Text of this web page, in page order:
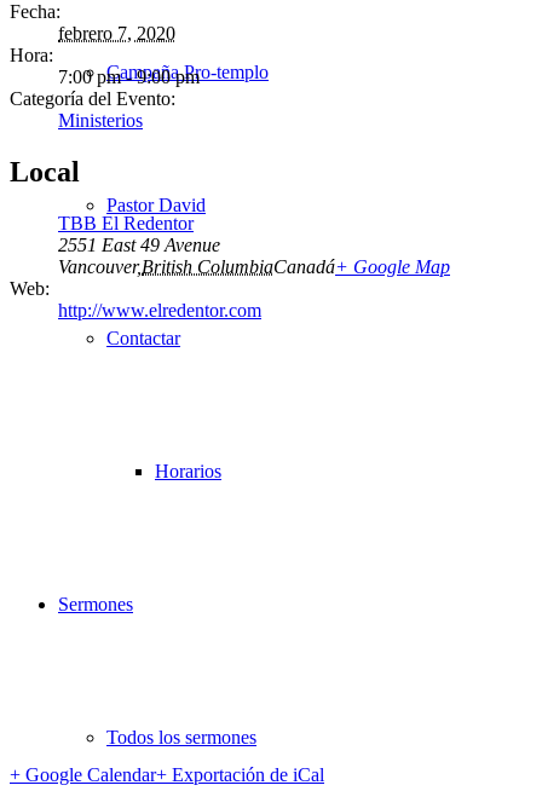
Campaña Pro-templo
Pastor David
Contactar
Horarios
Sermones
Todos los sermones
Fecha:
febrero 7, 2020
Hora:
7:00 pm - 9:00 pm
Categoría del Evento:
Ministerios
Local
TBB El Redentor
2551 East 49 Avenue
Vancouver,British ColumbiaCanadá+ Google Map
Web:
http://www.elredentor.com
+ Google Calendar+ Exportación de iCal